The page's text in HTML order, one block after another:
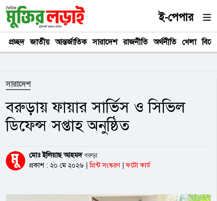
ই-পেপার
প্রচ্ছদ জাতীয় আন্তর্জাতিক সারাদেশ রাজনীতি অর্থনীতি খেলা
সারাদেশ
বরুড়ায় ফায়ার সার্ভিস ও সিভিল
ডিফেন্স সপ্তাহ অনুষ্ঠিত
মোঃ ইলিয়াছ আহমদবরুড়া
প্রকাশ : ২০ মে ২০২৬
প্রিন্ট সংস্করণ ফটো কার্ড